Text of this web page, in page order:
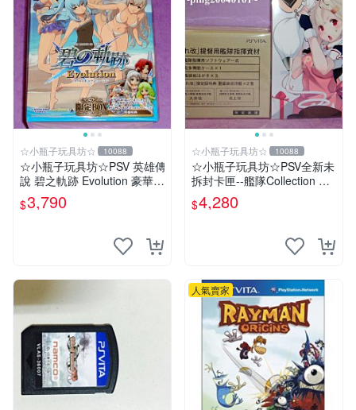
☆小瓶子玩具坊☆ 10088
☆小瓶子玩具坊☆PSV 英雄傳
說 碧之軌跡 Evolution 豪華限
定版 CHANA-ANI 限定BOX
(日版)
$3,790
☆小瓶子玩具坊☆ 10088
☆小瓶子玩具坊☆PSV全新未
拆封卡匣--艦隊Collection 改
《艦隊收藏 改》限定版 (日
版) +特典--資料夾
$4,280
人氣賣家